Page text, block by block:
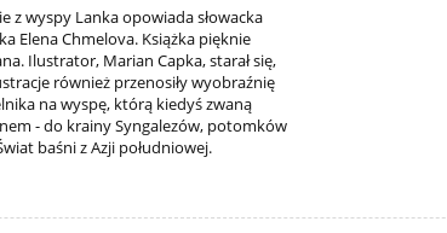
z wyspy Lanka opowiada słowacka
Elena Chmelova. Książka pięknie
Ilustrator, Marian Capka, starał się,
również przenosiły wyobraźnię
na wyspę, którą kiedyś zwaną
- do krainy Syngalezów, potomków
baśni z Azji południowej.